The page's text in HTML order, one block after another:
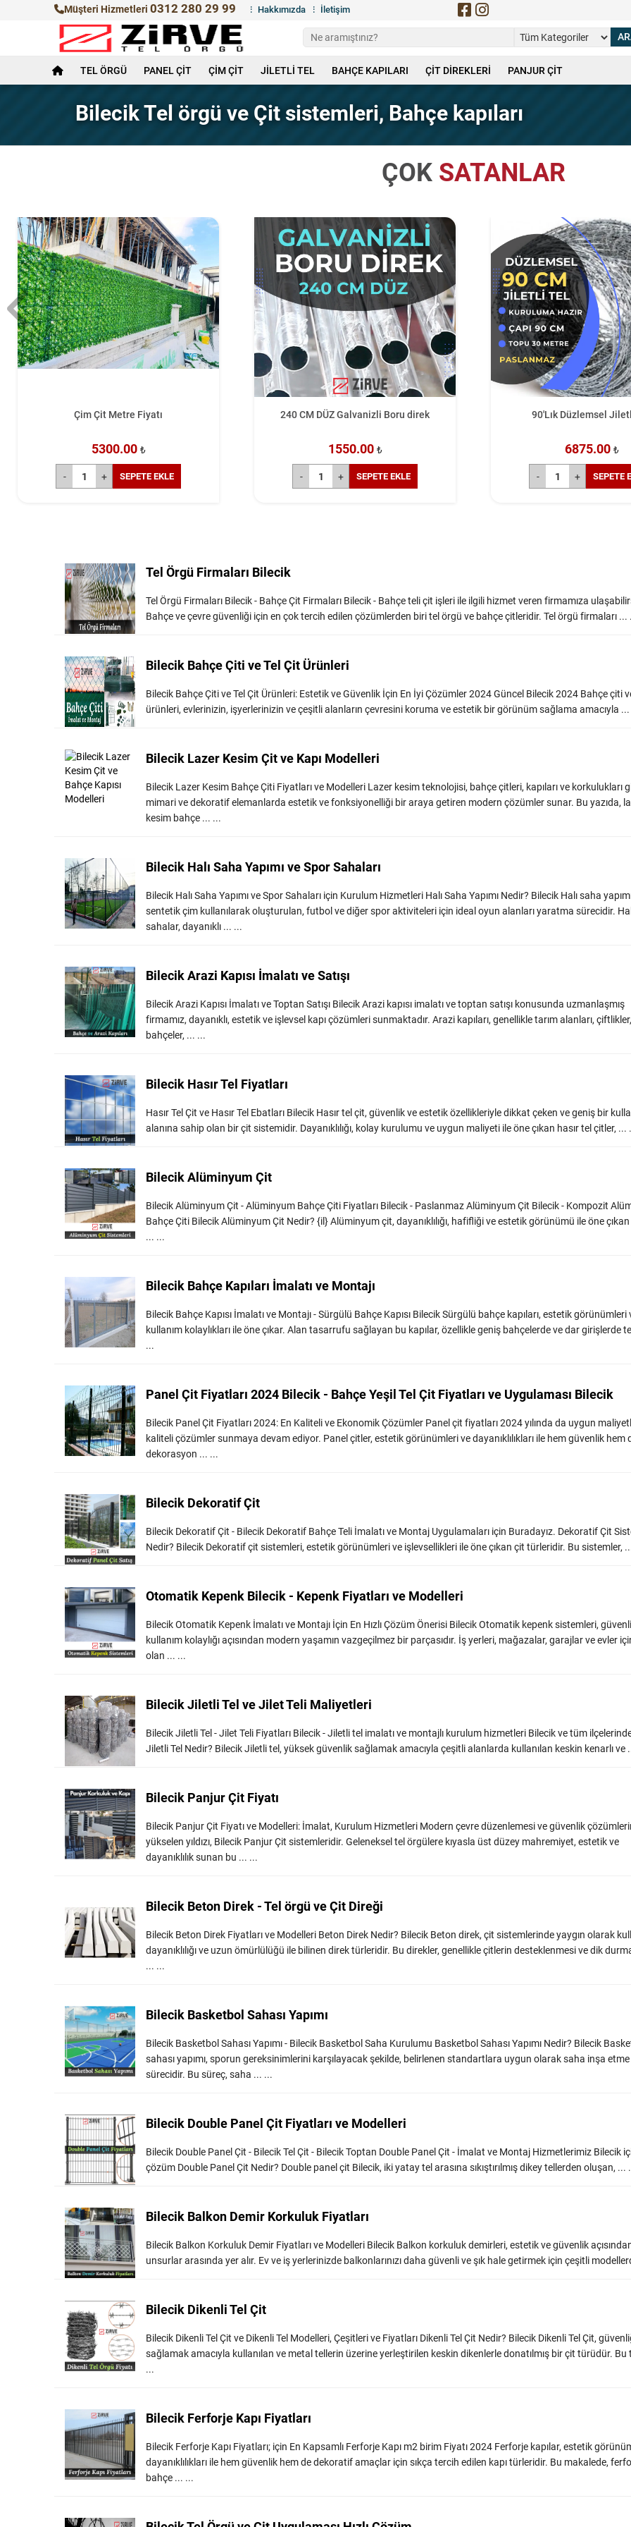
Müşteri Hizmetleri 0312 280 29 99 Hakkımızda İletişim
TEL ÖRGÜ PANEL ÇİT ÇİM ÇİT JİLETLİ TEL BAHÇE KAPILARI ÇİT DİREKLERİ PANJUR ÇİT
Bilecik Tel örgü ve Çit sistemleri, Bahçe kapıları
ÇOK SATANLAR
Çim Çit Metre Fiyatı
5300.00 ₺
SEPETE EKLE
240 CM DÜZ Galvanizli Boru direk
1550.00 ₺
SEPETE EKLE
90'Lık Düzlemsel
6875.00 ₺
SEPETE
Tel Örgü Firmaları Bilecik
Tel Örgü Firmaları Bilecik - Bahçe Çit Firmaları Bilecik - Bahçe teli çit işleri ile ilgili hizmet veren firmamıza
Bahçe ve çevre güvenliği için en çok tercih edilen çözümlerden biri tel örgü ve bahçe çitleridir. Tel örgü firmaları ...
Bilecik Bahçe Çiti ve Tel Çit Ürünleri
Bilecik Bahçe Çiti ve Tel Çit Ürünleri: Estetik ve Güvenlik İçin En İyi Çözümler 2024 Güncel Bilecik 2024 Bahçe çiti
ürünleri, evlerinizin, işyerlerinizin ve çeşitli alanların çevresini koruma ve estetik bir görünüm sağlama amacıyla ...
Bilecik Lazer Kesim Çit ve Kapı Modelleri
Bilecik Lazer Kesim Bahçe Çiti Fiyatları ve Modelleri Lazer kesim teknolojisi, bahçe çitleri, kapıları ve korkulukları
mimari ve dekoratif elemanlarda estetik ve fonksiyonelliği bir araya getiren modern çözümler sunar. Bu yazıda,
kesim bahçe ... ...
Bilecik Halı Saha Yapımı ve Spor Sahaları
Bilecik Halı Saha Yapımı ve Spor Sahaları için Kurulum Hizmetleri Halı Saha Yapımı Nedir? Bilecik Halı saha
sentetik çim kullanılarak oluşturulan, futbol ve diğer spor aktiviteleri için ideal oyun alanları yaratma sürecidir.
sahalar, dayanıklı ... ...
Bilecik Arazi Kapısı İmalatı ve Satışı
Bilecik Arazi Kapısı İmalatı ve Toptan Satışı Bilecik Arazi kapısı imalatı ve toptan satışı konusunda uzmanlaşmış
firmamız, dayanıklı, estetik ve işlevsel kapı çözümleri sunmaktadır. Arazi kapıları, genellikle tarım alanları, çiftlikler,
bahçeler, ... ...
Bilecik Hasır Tel Fiyatları
Hasır Tel Çit ve Hasır Tel Ebatları Bilecik Hasır tel çit, güvenlik ve estetik özellikleriyle dikkat çeken ve geniş bir
alanına sahip olan bir çit sistemidir. Dayanıklılığı, kolay kurulumu ve uygun maliyeti ile öne çıkan hasır tel çitler, ...
Bilecik Alüminyum Çit
Bilecik Alüminyum Çit - Alüminyum Bahçe Çiti Fiyatları Bilecik - Paslanmaz Alüminyum Çit Bilecik - Kompozit
Bahçe Çiti Bilecik Alüminyum Çit Nedir? {il} Alüminyum çit, dayanıklılığı, hafifliği ve estetik görünümü ile öne
... ...
Bilecik Bahçe Kapıları İmalatı ve Montajı
Bilecik Bahçe Kapısı İmalatı ve Montajı - Sürgülü Bahçe Kapısı Bilecik Sürgülü bahçe kapıları, estetik görünümleri
kullanım kolaylıkları ile öne çıkar. Alan tasarrufu sağlayan bu kapılar, özellikle geniş bahçelerde ve dar girişlerde
...
Panel Çit Fiyatları 2024 Bilecik - Bahçe Yeşil Tel Çit Fiyatları ve Uygulaması Bilecik
Bilecik Panel Çit Fiyatları 2024: En Kaliteli ve Ekonomik Çözümler Panel çit fiyatları 2024 yılında da uygun
kaliteli çözümler sunmaya devam ediyor. Panel çitler, estetik görünümleri ve dayanıklılıkları ile hem güvenlik hem
dekorasyon ... ...
Bilecik Dekoratif Çit
Bilecik Dekoratif Çit - Bilecik Dekoratif Bahçe Teli İmalatı ve Montaj Uygulamaları için Buradayız. Dekoratif Çit
Nedir? Bilecik Dekoratif çit sistemleri, estetik görünümleri ve işlevsellikleri ile öne çıkan çit türleridir. Bu sistemler,
Otomatik Kepenk Bilecik - Kepenk Fiyatları ve Modelleri
Bilecik Otomatik Kepenk İmalatı ve Montajı İçin En Hızlı Çözüm Önerisi Bilecik Otomatik kepenk sistemleri,
kullanım kolaylığı açısından modern yaşamın vazgeçilmez bir parçasıdır. İş yerleri, mağazalar, garajlar ve evler
olan ... ...
Bilecik Jiletli Tel ve Jilet Teli Maliyetleri
Bilecik Jiletli Tel - Jilet Teli Fiyatları Bilecik - Jiletli tel imalatı ve montajlı kurulum hizmetleri Bilecik ve tüm ilçelerinde
Jiletli Tel Nedir? Bilecik Jiletli tel, yüksek güvenlik sağlamak amacıyla çeşitli alanlarda kullanılan keskin kenarlı ve
Bilecik Panjur Çit Fiyatı
Bilecik Panjur Çit Fiyatı ve Modelleri: İmalat, Kurulum Hizmetleri Modern çevre düzenlemesi ve güvenlik
yükselen yıldızı, Bilecik Panjur Çit sistemleridir. Geleneksel tel örgülere kıyasla üst düzey mahremiyet, estetik ve
dayanıklılık sunan bu ... ...
Bilecik Beton Direk - Tel örgü ve Çit Direği
Bilecik Beton Direk Fiyatları ve Modelleri Beton Direk Nedir? Bilecik Beton direk, çit sistemlerinde yaygın olarak
dayanıklılığı ve uzun ömürlülüğü ile bilinen direk türleridir. Bu direkler, genellikle çitlerin desteklenmesi ve dik
... ...
Bilecik Basketbol Sahası Yapımı
Bilecik Basketbol Sahası Yapımı - Bilecik Basketbol Saha Kurulumu Basketbol Sahası Yapımı Nedir? Bilecik
sahası yapımı, sporun gereksinimlerini karşılayacak şekilde, belirlenen standartlara uygun olarak saha inşa etme
sürecidir. Bu süreç, saha ... ...
Bilecik Double Panel Çit Fiyatları ve Modelleri
Bilecik Double Panel Çit - Bilecik Tel Çit - Bilecik Toptan Double Panel Çit - İmalat ve Montaj Hizmetlerimiz Bilecik içi
çözüm Double Panel Çit Nedir? Double panel çit Bilecik, iki yatay tel arasına sıkıştırılmış dikey tellerden oluşan, ...
Bilecik Balkon Demir Korkuluk Fiyatları
Bilecik Balkon Korkuluk Demir Fiyatları ve Modelleri Bilecik Balkon korkuluk demirleri, estetik ve güvenlik
unsurlar arasında yer alır. Ev ve iş yerlerinizde balkonlarınızı daha güvenli ve şık hale getirmek için çeşitli
Bilecik Dikenli Tel Çit
Bilecik Dikenli Tel Çit ve Dikenli Tel Modelleri, Çeşitleri ve Fiyatları Dikenli Tel Çit Nedir? Bilecik Dikenli Tel Çit,
sağlamak amacıyla kullanılan ve metal tellerin üzerine yerleştirilen keskin dikenlerle donatılmış bir çit türüdür. Bu
...
Bilecik Ferforje Kapı Fiyatları
Bilecik Ferforje Kapı Fiyatları; için En Kapsamlı Ferforje Kapı m2 birim Fiyatı 2024 Ferforje kapılar, estetik
dayanıklılıkları ile hem güvenlik hem de dekoratif amaçlar için sıkça tercih edilen kapı türleridir. Bu makalede,
bahçe ... ...